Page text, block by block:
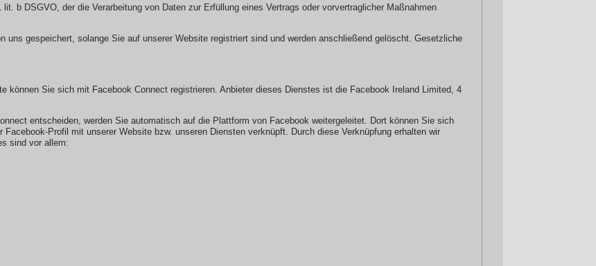
b DSGVO, der die Verarbeitung von Daten zur Erfüllung eines Vertrags oder vorvertraglicher Maßnahmen
uns gespeichert, solange Sie auf unserer Website registriert sind und werden anschließend gelöscht. Gesetzliche
können Sie sich mit Facebook Connect registrieren. Anbieter dieses Dienstes ist die Facebook Ireland Limited, 4
entscheiden, werden Sie automatisch auf die Plattform von Facebook weitergeleitet. Dort können Sie sich
Profil mit unserer Website bzw. unseren Diensten verknüpft. Durch diese Verknüpfung erhalten wir
sind vor allem: